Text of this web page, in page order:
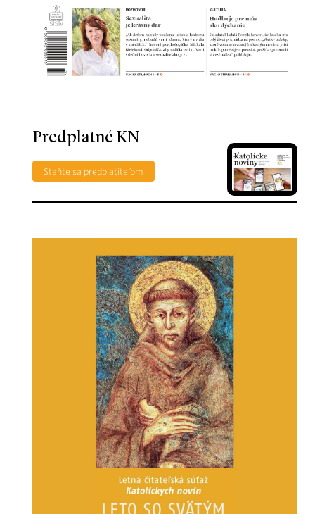
Predplatné KN
Staňte sa predplatiteľom